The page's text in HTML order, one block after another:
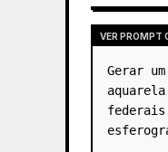
VER PROMPT
Gerar
federais